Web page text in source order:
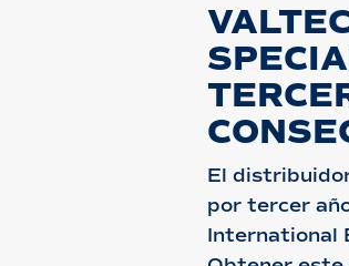
El
por tercer
International